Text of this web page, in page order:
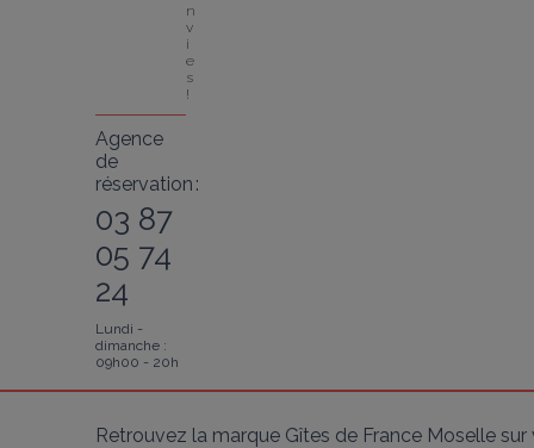
n
v
i
e
s
!
Agence
de
réservation :
03 87
05 74
24
Lundi -
dimanche :
09h00 - 20h
Retrouvez la marque Gîtes de France Moselle